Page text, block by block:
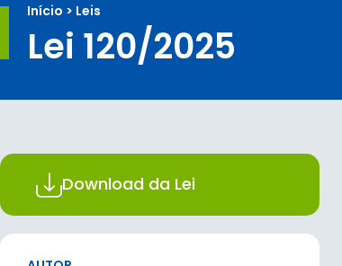
Início > Leis
Lei 120/2025
Download da Lei